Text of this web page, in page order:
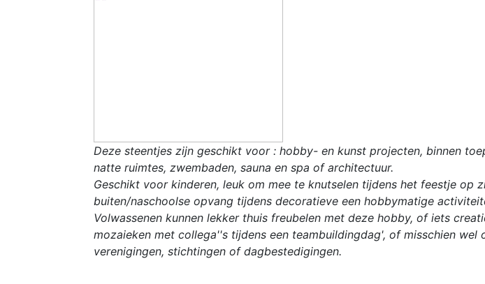
Deze steentjes zijn geschikt voor : hobby- en kunst projecten, binnen
natte ruimtes, zwembaden, sauna en spa of architectuur.
Geschikt voor kinderen, leuk om mee te knutselen tijdens het feestje op
buiten/naschoolse opvang tijdens decoratieve een hobbymatige
Volwassenen kunnen lekker thuis freubelen met deze hobby, of iets
mozaieken met collega''s tijdens een teambuildingdag', of misschien
verenigingen, stichtingen of dagbestedigingen.